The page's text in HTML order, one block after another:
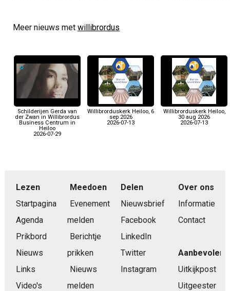
Meer nieuws met willibrordus
Schilderijen Gerda van
der Zwan in Willibrordus
Business Centrum in
Heiloo
2026-07-29
Willibrorduskerk Heiloo, 6
sep 2026
2026-07-13
Willibrorduskerk Heiloo,
30 aug 2026
2026-07-13
Lezen
Startpagina
Agenda
Prikbord
Nieuws
Links
Video's
Meedoen
Evenement
melden
Berichtje
prikken
Nieuws
melden
Delen
Nieuwsbrief
Facebook
LinkedIn
Twitter
Instagram
Over ons
Informatie
Contact
Aanbevolen
Uitkijkpost
Uitgeester